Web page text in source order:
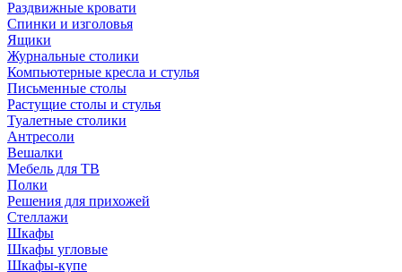
Раздвижные кровати
Спинки и изголовья
Ящики
Журнальные столики
Компьютерные кресла и стулья
Письменные столы
Растущие столы и стулья
Туалетные столики
Антресоли
Вешалки
Мебель для ТВ
Полки
Решения для прихожей
Стеллажи
Шкафы
Шкафы угловые
Шкафы-купе